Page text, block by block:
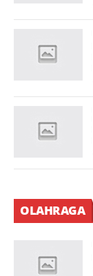
OLAHRAGA